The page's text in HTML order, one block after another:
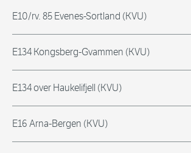
E10/rv. 85 Evenes-Sortland (KVU)
E134 Kongsberg-Gvammen (KVU)
E134 over Haukelifjell (KVU)
E16 Arna-Bergen (KVU)